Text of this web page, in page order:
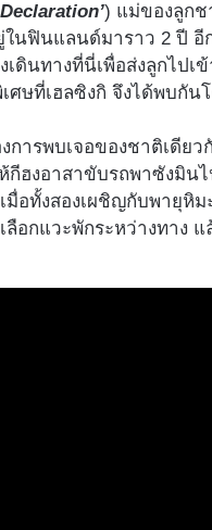
) แม่ของลูก
นฟินแลนด์มาราว 2 ปี อี
ดินทางที่นี่เพื่อส่งลูกไปเ
ศษที่เฮลซิงกิ จึงได้พบกัน
การพบเจอของชาติเดียว
กีฮงอาสาขับรถพาซังมิน
มื่อทั้งสองเผชิญกับพายุหิม
ลือกแวะพักระหว่างทาง แ